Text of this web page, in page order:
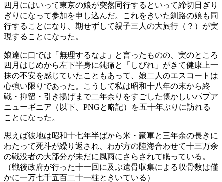
四月にはいって東京の娘が突然同行するといって締切日ぎり
ぎりになって参加を申し込んだ。これをきいた釧路の娘も同
行することになり、期せずして親子三人の大旅行（？）が実
現することになった。
娘達に口では「無理するなよ」と言ったものの、実のところ
四月はじめから左下半身に鈍痛と「しびれ」がきて健康上一
抹の不安を感じていたこともあって、娘二人のエスコートは
心強い限りであった。こうして私は昭和十八年の末から終
戦・抑留・引き揚げまで二年余りをすごした懐かしいパプア
ニューギニア（以下、PNGと略記）を五十年ぶりに訪れる
ことになった。
思えば彼地は昭和十七年半ばから米・豪軍と三年余の長きに
わたって死斗が繰り返され、わが方の陸海合わせて十三万余
の戦没者の大部分が未だに風雨にさらされて眠っている。
（戦後政府が行った十一回に及ぶ遺骨収集による収骨数は僅
かに一万七千五百二十一柱ときいている）